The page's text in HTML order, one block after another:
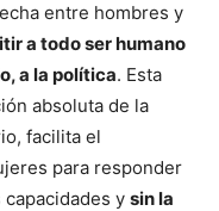
entre hombres y
a todo ser humano
a la política. Esta
absoluta de la
facilita el
para responder
y sin la